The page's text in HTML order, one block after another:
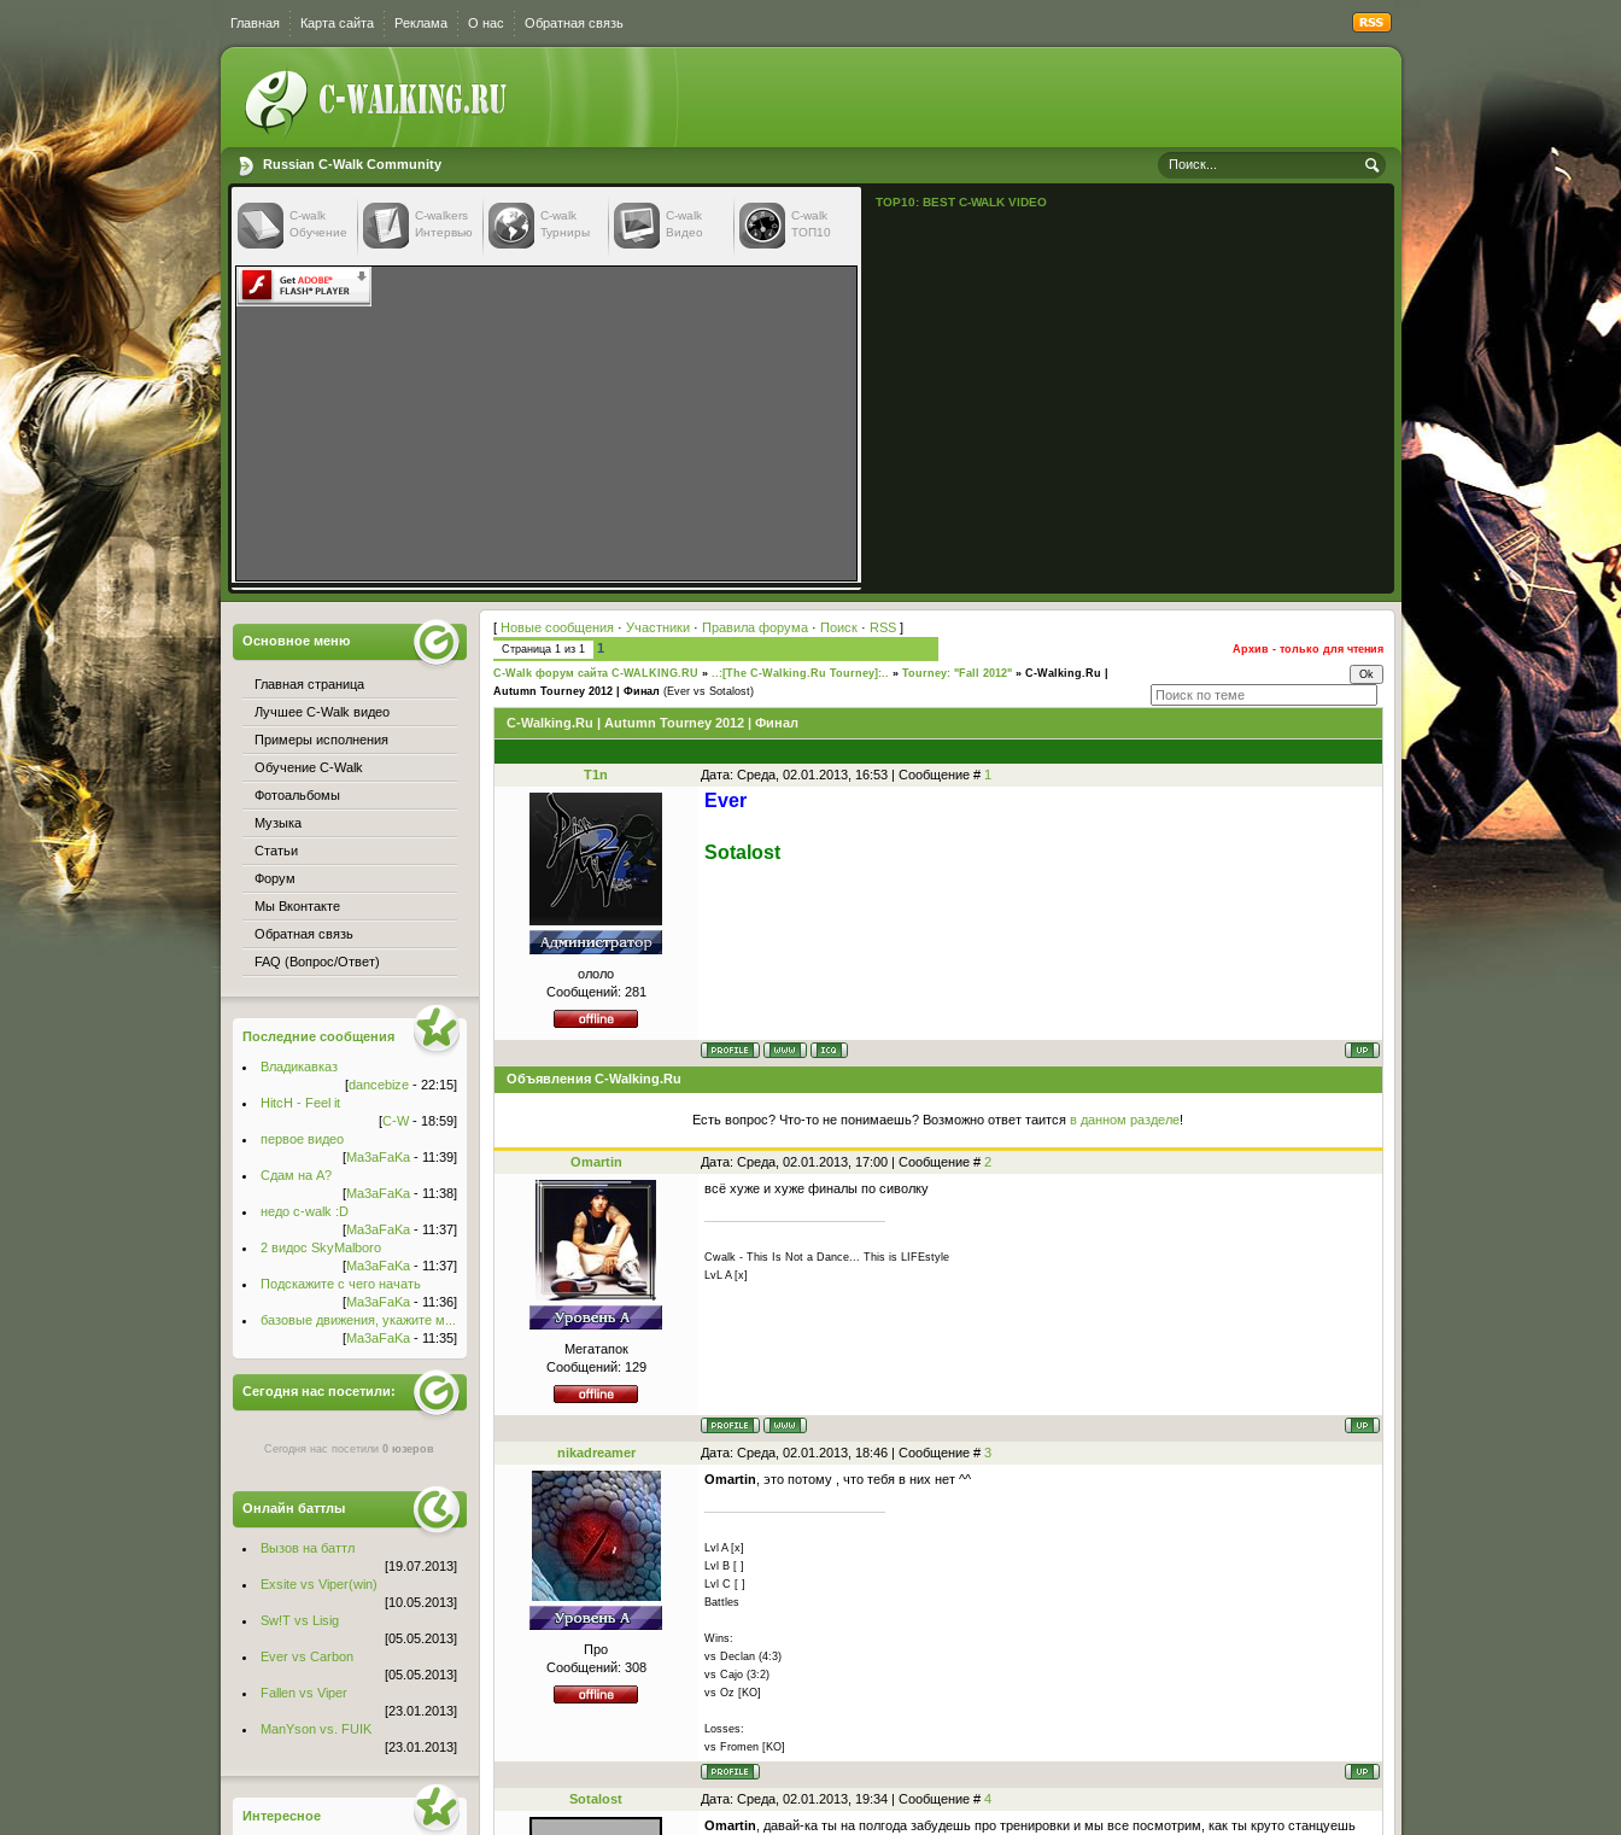
Главная Карта сайта Реклама О нас Обратная связь
Russian C-Walk Community
C-walk
Обучение
C-walkers
Интервью
С-walk
Турниры
С-walk
Видео
C-walk
ТОП10
TOP10: BEST C-WALK VIDEO
[ Новые сообщения· Участники· Правила форума· Поиск· RSS]
Страница 1из 1 1
Архив - только для чтения
C-Walk форум сайта C-WALKING.RU » ..:[The C-Walking.Ru Tourney]:.. » Tourney: "Fall 2012" » C-Walking.Ru |
Autumn Tourney 2012 | Финал (Ever vs Sotalost)
C-Walking.Ru | Autumn Tourney 2012 | Финал
T1n Дата: Среда, 02.01.2013, 16:53 | Сообщение # 1
ололо
Сообщений: 281
Ever
Sotalost
Объявления C-Walking.Ru
Есть вопрос? Что-то не понимаешь? Возможно ответ таится в данном разделе!
Omartin Дата: Среда, 02.01.2013, 17:00 | Сообщение # 2
Мегатапок
Сообщений: 129
всё хуже и хуже финалы по сиволку
Cwalk - This Is Not a Dance... This is LIFEstyle
LvL A [x]
nikadreamer Дата: Среда, 02.01.2013, 18:46 | Сообщение # 3
Про
Сообщений: 308
Omartin , это потому , что тебя в них нет ^^
Lvl A [x]
Lvl B [ ]
Lvl C [ ]
Battles
Wins:
vs Declan (4:3)
vs Cajo (3:2)
vs Oz [KO]
Losses:
vs Fromen [KO]
Sotalost Дата: Среда, 02.01.2013, 19:34 | Сообщение # 4
Omartin , давай-ка ты на полгода забудешь про тренировки и мы все посмотрим, как ты круто станцуешь
Основное меню
Главная страница
Лучшее C-Walk видео
Примеры исполнения
Обучение C-Walk
Фотоальбомы
Музыка
Статьи
Форум
Мы Вконтакте
Обратная связь
FAQ (Вопрос/Ответ)
Последние сообщения
Владикавказ
[dancebize- 22:15]
HitcH - Feel it
[C-W- 18:59]
первое видео
[Ma3aFaKa- 11:39]
Сдам на А?
[Ma3aFaKa- 11:38]
недо c-walk :D
[Ma3aFaKa- 11:37]
2 видос SkyMalboro
[Ma3aFaKa- 11:37]
Подскажите с чего начать
[Ma3aFaKa- 11:36]
базовые движения, укажите м...
[Ma3aFaKa- 11:35]
Сегодня нас посетили:
Сегодня нас посетили 0 юзеров
Онлайн баттлы
Вызов на баттл
[19.07.2013]
Exsite vs Viper(win)
[10.05.2013]
Sw!T vs Lisig
[05.05.2013]
Ever vs Carbon
[05.05.2013]
Fallen vs Viper
[23.01.2013]
ManYson vs. FUIK
[23.01.2013]
Интересное